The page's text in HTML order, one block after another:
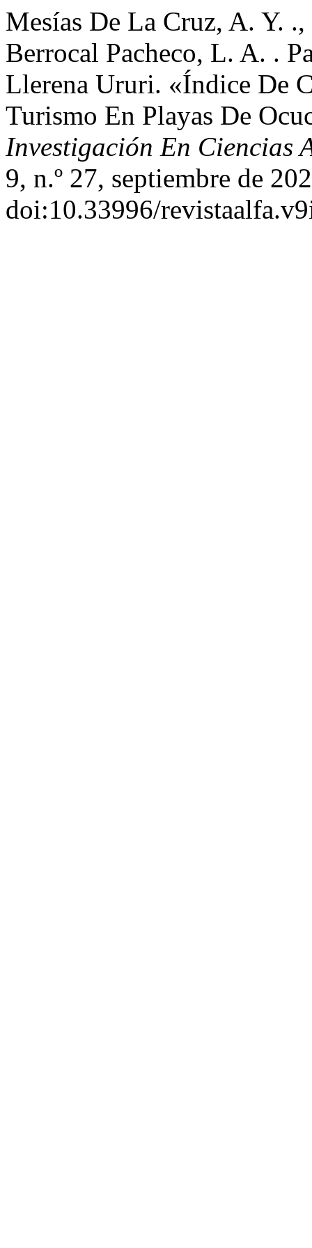
Mesías De La Cruz, A. Y.
Berrocal Pacheco, L. A. .
Llerena Ururi. «Índice De
Turismo En Playas De
Investigación En Ciencias
9, n.º 27, septiembre de
doi:10.33996/